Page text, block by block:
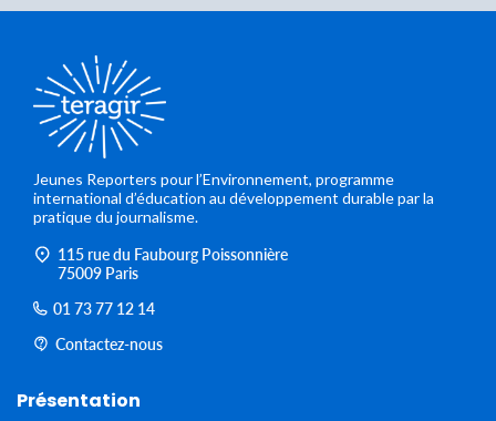
Jeunes Reporters pour l’Environnement, programme
international d’éducation au développement durable par la
pratique du journalisme.
115 rue du Faubourg Poissonnière
75009 Paris
01 73 77 12 14
Contactez-nous
Présentation